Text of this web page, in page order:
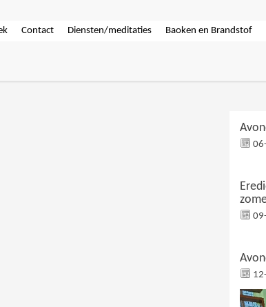
Contact Diensten/meditaties Baoken en Brandstof